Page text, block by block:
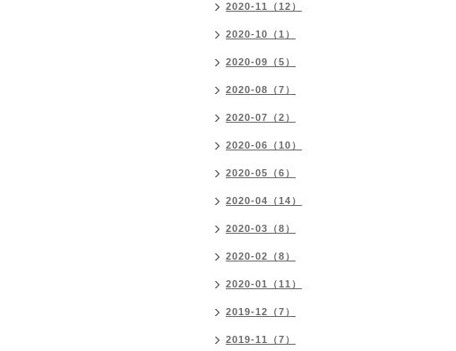
2020-11（12）
2020-10（1）
2020-09（5）
2020-08（7）
2020-07（2）
2020-06（10）
2020-05（6）
2020-04（14）
2020-03（8）
2020-02（8）
2020-01（11）
2019-12（7）
2019-11（7）